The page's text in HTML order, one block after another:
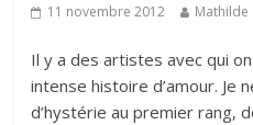
11 novembre 2012 Mathilde
Il y a des artistes avec qui
intense histoire d’amour. Je
d’hystérie au premier rang,